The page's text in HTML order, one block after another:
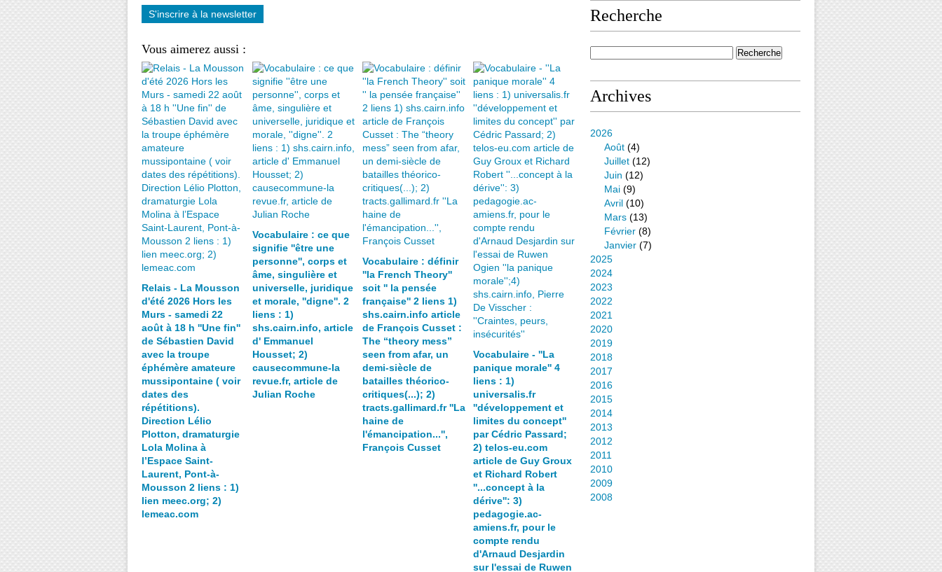
S'inscrire à la newsletter
Vous aimerez aussi :
Relais - La Mousson
d'été 2026 Hors les
Murs - samedi 22
août à 18 h ''Une fin''
de Sébastien David
avec la troupe
éphémère amateure
mussipontaine ( voir
dates des
répétitions).
Direction Lélio
Plotton, dramaturgie
Lola Molina à
l’Espace Saint-
Laurent, Pont-à-
Mousson 2 liens : 1)
lien meec.org; 2)
lemeac.com
Vocabulaire : ce que
signifie ''être une
personne'', corps et
âme, singulière et
universelle, juridique
et morale, ''digne''. 2
liens : 1)
shs.cairn.info, article
d' Emmanuel
Housset; 2)
causecommune-la
revue.fr, article de
Julian Roche
Vocabulaire : définir
''la French Theory''
soit '' la pensée
française'' 2 liens 1)
shs.cairn.info article
de François Cusset :
The “theory mess”
seen from afar, un
demi-siècle de
batailles théorico-
critiques(...); 2)
tracts.gallimard.fr ''La
haine de
l'émancipation...'',
François Cusset
Vocabulaire - ''La
panique morale'' 4
liens : 1)
universalis.fr
''développement et
limites du concept''
par Cédric Passard;
2) telos-eu.com
article de Guy Groux
et Richard Robert
''...concept à la
dérive'': 3)
pedagogie.ac-
amiens.fr, pour le
compte rendu
d'Arnaud Desjardin
sur l'essai de Ruwen
Recherche
Archives
2026
Août (4)
Juillet (12)
Juin (12)
Mai (9)
Avril (10)
Mars (13)
Février (8)
Janvier (7)
2025
2024
2023
2022
2021
2020
2019
2018
2017
2016
2015
2014
2013
2012
2011
2010
2009
2008